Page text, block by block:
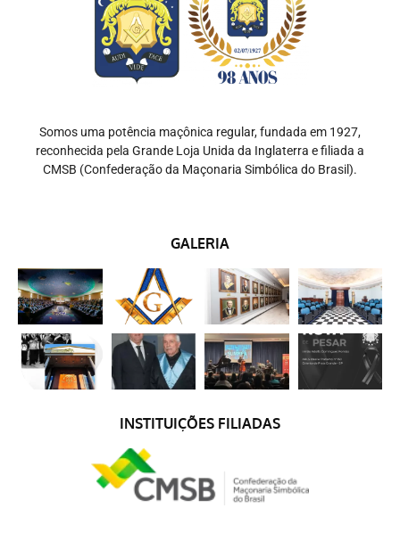
Somos uma potência maçônica regular, fundada em 1927,
reconhecida pela Grande Loja Unida da Inglaterra e filiada a
CMSB (Confederação da Maçonaria Simbólica do Brasil).
GALERIA
INSTITUIÇÕES FILIADAS